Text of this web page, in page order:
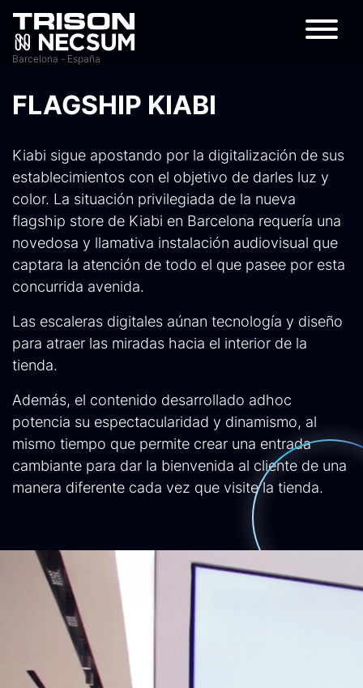
Barcelona - España
FLAGSHIP KIABI
Kiabi sigue apostando por la digitalización de sus
establecimientos con el objetivo de darles luz y
color. La situación privilegiada de la nueva
flagship store de Kiabi en Barcelona requería una
novedosa y llamativa instalación audiovisual que
captara la atención de todo el que pasee por esta
concurrida avenida.
Las escaleras digitales aúnan tecnología y diseño
para atraer las miradas hacia el interior de la
tienda.
Además, el contenido desarrollado adhoc
potencia su espectacularidad y dinamismo, al
mismo tiempo que permite crear una entrada
cambiante para dar la bienvenida al cliente de una
manera diferente cada vez que visite la tienda.